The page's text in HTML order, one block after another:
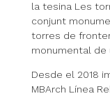
la tesina Les
conjunt
torres de
monumental de
Desde el 2018
MBArch Línea